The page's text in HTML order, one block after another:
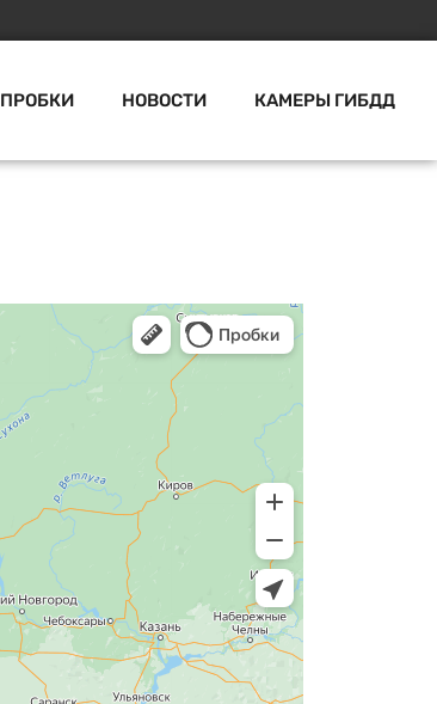
ПРОБКИ НОВОСТИ КАМЕРЫ ГИБДД